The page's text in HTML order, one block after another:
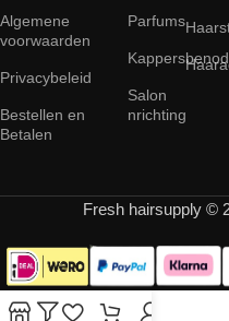
Algemene
voorwaarden
Privacybeleid
Bestellen en
Betalen
Parfums
Salon
nrichting
Fresh hairsupply ©